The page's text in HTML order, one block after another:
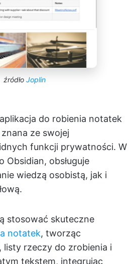
źródło Joplin
do robienia notatek
ze swojej
funkcji prywatności. W
Obsidian, obsługuje
wiedzą osobistą, jak i
stosować skuteczne
notatek, tworząc
listy rzeczy do zrobienia i
tekstem, integrując